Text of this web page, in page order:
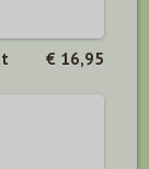
€ 16,95